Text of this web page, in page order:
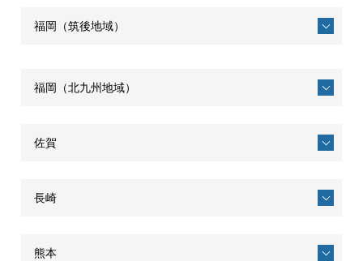
福岡（筑後地域）
福岡（北九州地域）
佐賀
長崎
熊本